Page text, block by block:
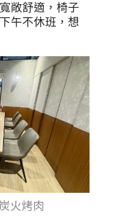
敞舒適，椅子
午不休班，想
火烤肉